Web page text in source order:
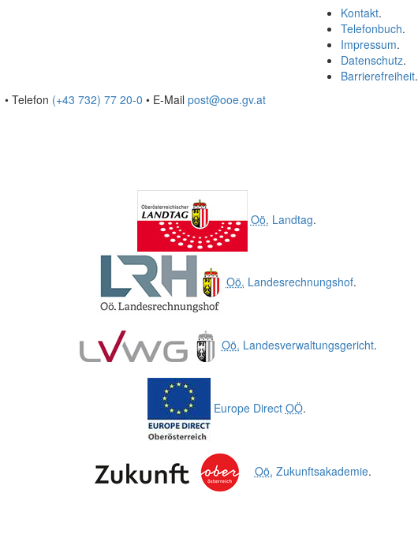
Kontakt.
Telefonbuch.
Impressum.
Datenschutz.
Barrierefreiheit.
• Telefon (+43 732) 77 20-0 • E-Mail post@ooe.gv.at
Oö. Landtag.
Oö. Landesrechnungshof.
Oö. Landesverwaltungsgericht.
Europe Direct OÖ.
Oö. Zukunftsakademie.